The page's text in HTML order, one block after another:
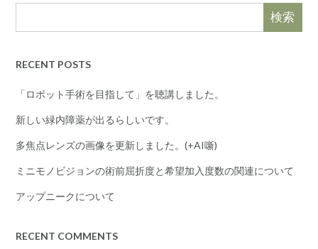
検索
RECENT POSTS
「ロボット手術を目指して」を聴講しました。
新しい緑内障薬が出るらしいです。
多焦点レンズの画像を更新しました。(+AI噺)
ミニモノビジョンの術前屈折度と希望加入度数の関連について
アップニークについて
RECENT COMMENTS